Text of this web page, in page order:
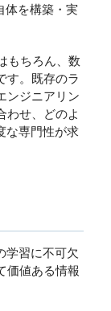
体を構築・実
もちろん、数
す。既存のラ
ンジニアリン
わせ、どのよ
な専門性が求
学習に不可欠
価値ある情報